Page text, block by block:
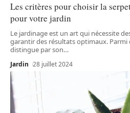
Les critères pour choisir la
pour votre jardin
Le jardinage est un art qui nécessite
garantir des résultats optimaux. Parmi
distingue par son…
Jardin 28 juillet 2024